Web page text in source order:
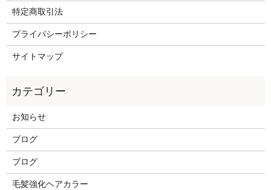
特定商取引法
プライバシーポリシー
サイトマップ
お知らせ
ブログ
ブログ
毛髪強化ヘアカラー